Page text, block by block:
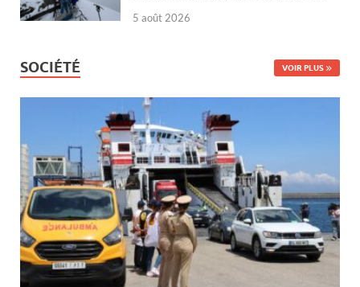
5 août 2026
SOCIÉTÉ VOIR PLUS